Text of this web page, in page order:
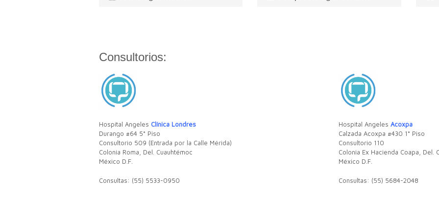
Consultorios:
Hospital Angeles Clínica Londres
Durango #64 5° Piso
Consultorio 509 (Entrada por la Calle Mérida)
Colonia Roma, Del. Cuauhtémoc
México D.F.
Consultas: (55) 5533-0950
Hospital Angeles Acoxpa
Calzada Acoxpa #430 1° Piso
Consultorio 110
Colonia Ex Hacienda Coapa, Del.
México D.F.
Consultas: (55) 5684-2048